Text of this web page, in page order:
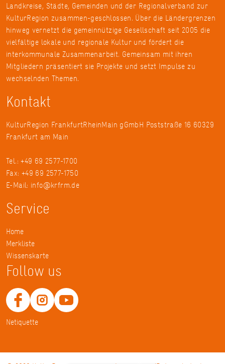
Landkreise, Städte, Gemeinden und der Regionalverband zur
KulturRegion zusammen-geschlossen. Über die Ländergrenzen
hinweg vernetzt die gemeinnützige Gesellschaft seit 2005 die
vielfältige lokale und regionale Kultur und fördert die
interkommunale Zusammenarbeit. Gemeinsam mit ihren
Mitgliedern präsentiert sie Projekte und setzt Impulse zu
wechselnden Themen.
Kontakt
KulturRegion FrankfurtRheinMain gGmbH Poststraße 16 60329
Frankfurt am Main
Tel.: +49 69 2577-1700
Fax: +49 69 2577-1750
E-Mail: info@krfrm.de
Service
Home
Merkliste
Wissenskarte
Follow us
Netiquette